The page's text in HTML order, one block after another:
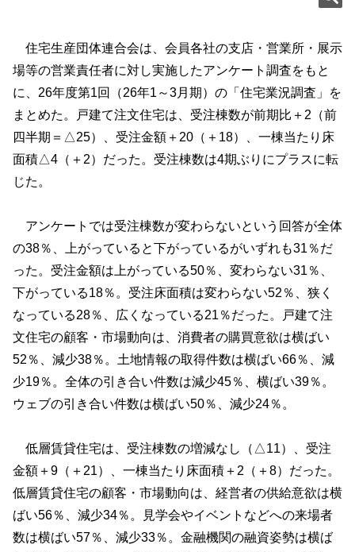
住宅生産団体連合会は、会員各社の支店・営業所・展示
場等の営業責任者に対し実施したアンケート調査をもと
に、26年度第1回（26年1～3月期）の「住宅業況調査」を
まとめた。戸建て注文住宅は、受注棟数が前期比＋2（前
四半期＝△25）、受注金額＋20（＋18）、一棟当たり床
面積△4（＋2）だった。受注棟数は4期ぶりにプラスに転
じた。
アンケートでは受注棟数が変わらないという回答が全体
の38％、上がっていると下がっているがいずれも31％だ
った。受注金額は上がっている50％、変わらない31％、
下がっている18％。受注床面積は変わらない52％、狭く
なっている28％、広くなっている21％だった。戸建て注
文住宅の顧客・市場動向は、消費者の購買意欲は横ばい
52％、減少38％。土地情報の取得件数は横ばい66％、減
少19％。全体の引き合い件数は減少45％、横ばい39％。
ウェブの引き合い件数は横ばい50％、減少24％。
低層賃貸住宅は、受注棟数の増減なし（△11）、受注
金額＋9（＋21）、一棟当たり床面積＋2（＋8）だった。
低層賃貸住宅の顧客・市場動向は、経営者の供給意欲は横
ばい56％、減少34％。見学会やイベントなどへの来場者
数は横ばい57％、減少33％。金融機関の融資姿勢は横ば